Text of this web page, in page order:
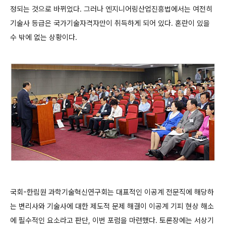
정되는 것으로 바뀌었다. 그러나 엔지니어링산업진흥법에서는 여전히
기술사 등급은 국가기술자격자만이 취득하게 되어 있다. 혼란이 있을
수 밖에 없는 상황이다.
국회-한림원 과학기술혁신연구회는 대표적인 이공계 전문직에 해당하
는 변리사와 기술사에 대한 제도적 문제 해결이 이공계 기피 현상 해소
에 필수적인 요소라고 판단, 이번 포럼을 마련했다. 토론장에는 서상기